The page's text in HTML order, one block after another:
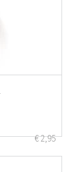
€2,95